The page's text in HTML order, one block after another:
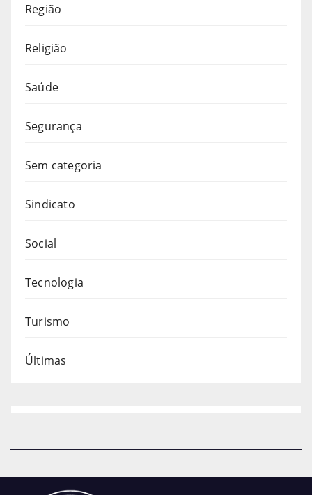
Região
Religião
Saúde
Segurança
Sem categoria
Sindicato
Social
Tecnologia
Turismo
Últimas